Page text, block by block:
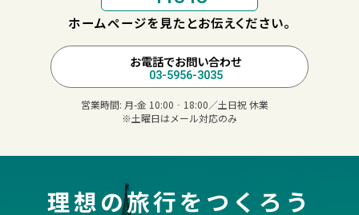
ホームページを見たとお伝えください。
お電話でお問い合わせ
03-5956-3035
営業時間: 月-金 10:00‐18:00／土日祝 休業
※土曜日はメール対応のみ
理想の旅行をつくろう